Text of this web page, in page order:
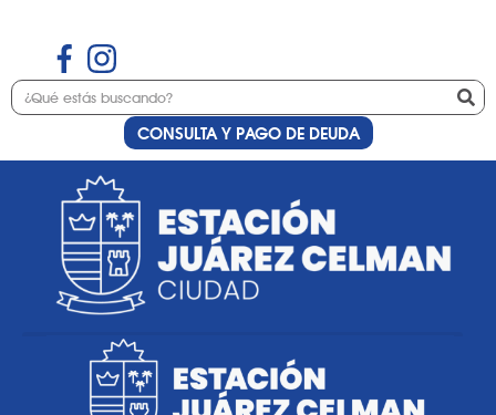
CONSULTA Y PAGO DE DEUDA
Etiqueta:
personalizado